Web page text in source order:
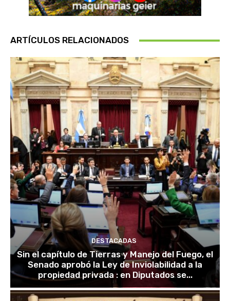
ARTÍCULOS RELACIONADOS
DESTACADAS
Sin el capítulo de Tierras y Manejo del Fuego, el
Senado aprobó la Ley de Inviolabilidad a la
propiedad privada : en Diputados se...